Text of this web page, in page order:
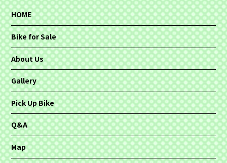
HOME
Bike for Sale
About Us
Gallery
Pick Up Bike
Q&A
Map